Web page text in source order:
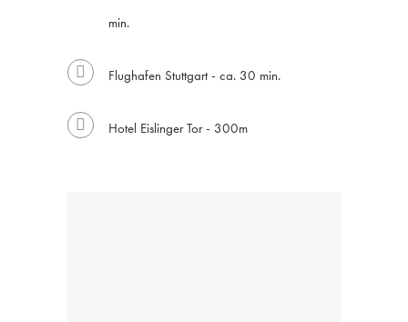
min.
Flughafen Stuttgart - ca. 30 min.
Hotel Eislinger Tor - 300m